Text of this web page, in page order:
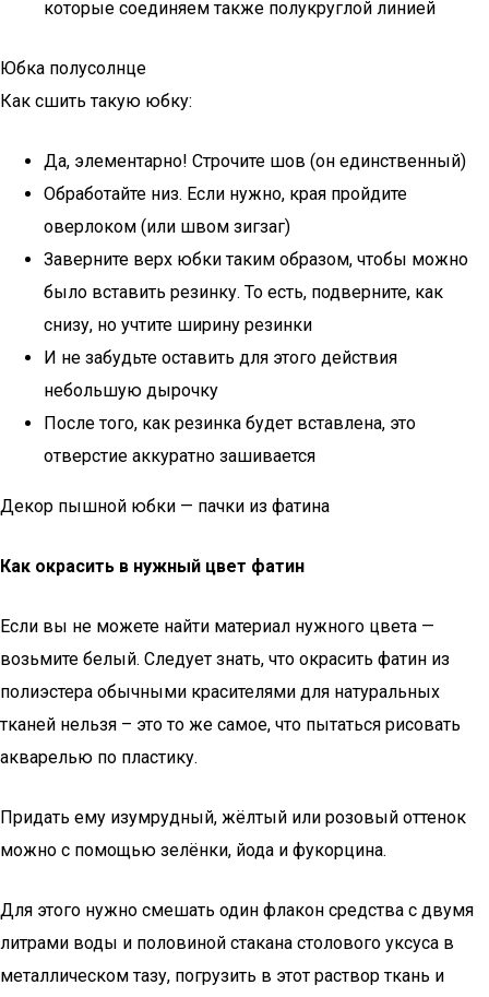
которые соединяем также полукруглой линией
Юбка полусолнце
Как сшить такую юбку:
Да, элементарно! Строчите шов (он единственный)
Обработайте низ. Если нужно, края пройдите
оверлоком (или швом зигзаг)
Заверните верх юбки таким образом, чтобы можно
было вставить резинку. То есть, подверните, как
снизу, но учтите ширину резинки
И не забудьте оставить для этого действия
небольшую дырочку
После того, как резинка будет вставлена, это
отверстие аккуратно зашивается
Декор пышной юбки — пачки из фатина
Как окрасить в нужный цвет фатин
Если вы не можете найти материал нужного цвета —
возьмите белый. Следует знать, что окрасить фатин из
полиэстера обычными красителями для натуральных
тканей нельзя – это то же самое, что пытаться рисовать
акварелью по пластику.
Придать ему изумрудный, жёлтый или розовый оттенок
можно с помощью зелёнки, йода и фукорцина.
Для этого нужно смешать один флакон средства с двумя
литрами воды и половиной стакана столового уксуса в
металлическом тазу, погрузить в этот раствор ткань и